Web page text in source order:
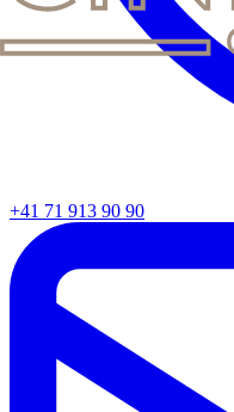
+41 71 913 90 90